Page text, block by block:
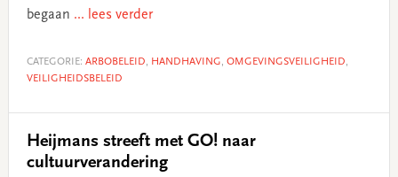
begaan ... lees verder
CATEGORIE: ARBOBELEID, HANDHAVING, OMGEVINGSVEILIGHEID,
VEILIGHEIDSBELEID
Heijmans streeft met GO! naar
cultuurverandering